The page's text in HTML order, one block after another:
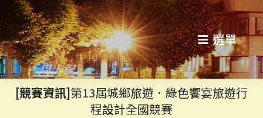
轉
至
主
選單
[競賽資訊]第13屆城鄉旅遊．綠色饗宴旅遊行
程設計全國競賽